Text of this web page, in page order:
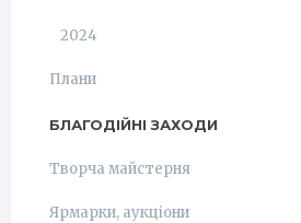
2024
Плани
БЛАГОДІЙНІ ЗАХОДИ
Творча майстерня
Ярмарки, аукціони